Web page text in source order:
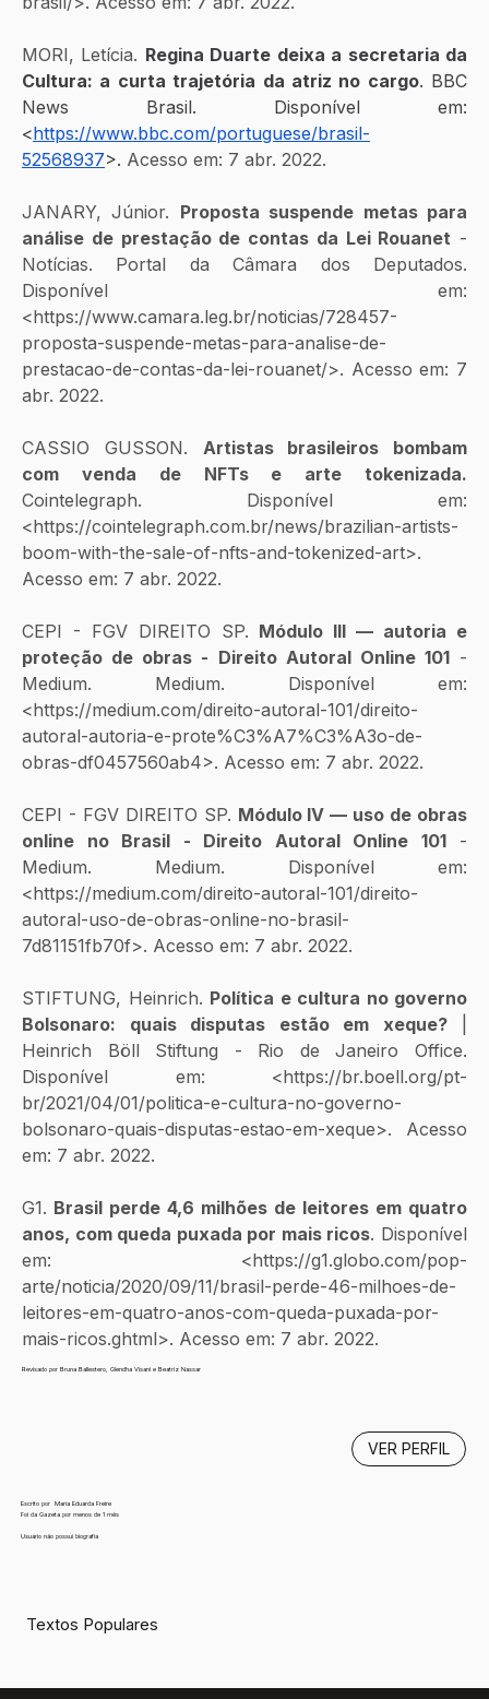
‌MORI, Letícia. Regina Duarte deixa a secretaria da
Cultura: a curta trajetória da atriz no cargo. BBC
News Brasil. Disponível em:
<https://www.bbc.com/portuguese/brasil-
52568937>. Acesso em: 7 abr. 2022.
JANARY, Júnior. Proposta suspende metas para
análise de prestação de contas da Lei Rouanet -
Notícias. Portal da Câmara dos Deputados.
Disponível em:
<https://www.camara.leg.br/noticias/728457-
proposta-suspende-metas-para-analise-de-
prestacao-de-contas-da-lei-rouanet/>. Acesso em: 7
abr. 2022.
‌CASSIO GUSSON. Artistas brasileiros bombam
Cointelegraph. Disponível em:
<https://cointelegraph.com.br/news/brazilian-artists-
boom-with-the-sale-of-nfts-and-tokenized-art>.
Acesso em: 7 abr. 2022.
CEPI - FGV DIREITO SP. Módulo III — autoria e
proteção de obras - Direito Autoral Online 101 -
Medium. Medium. Disponível em:
<https://medium.com/direito-autoral-101/direito-
autoral-autoria-e-prote%C3%A7%C3%A3o-de-
obras-df0457560ab4>. Acesso em: 7 abr. 2022.
CEPI - FGV DIREITO SP. Módulo IV — uso de obras
online no Brasil - Direito Autoral Online 101 -
Medium. Medium. Disponível em:
<https://medium.com/direito-autoral-101/direito-
autoral-uso-de-obras-online-no-brasil-
7d81151fb70f>. Acesso em: 7 abr. 2022.
STIFTUNG, Heinrich. ‌Política e cultura no governo
Bolsonaro: quais disputas estão em xeque? |
Heinrich Böll Stiftung - Rio de Janeiro Office.
Disponível em: <https://br.boell.org/pt-
br/2021/04/01/politica-e-cultura-no-governo-
bolsonaro-quais-disputas-estao-em-xeque>. Acesso
em: 7 abr. 2022.
G1. Brasil perde 4,6 milhões de leitores em quatro
anos, com queda puxada por mais ricos. Disponível
em: <https://g1.globo.com/pop-
arte/noticia/2020/09/11/brasil-perde-46-milhoes-de-
leitores-em-quatro-anos-com-queda-puxada-por-
mais-ricos.ghtml>. Acesso em: 7 abr. 2022.
Revisado por Bruna Ballestero, Glendha Visani e Beatriz Nassar
Escrito por
Maria Eduarda Freire
Foi da Gazeta por menos de 1 mês
Usuário não possui biografia
VER PERFIL
Textos Populares